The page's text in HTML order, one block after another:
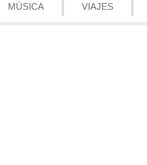
MÚSICA VIAJES